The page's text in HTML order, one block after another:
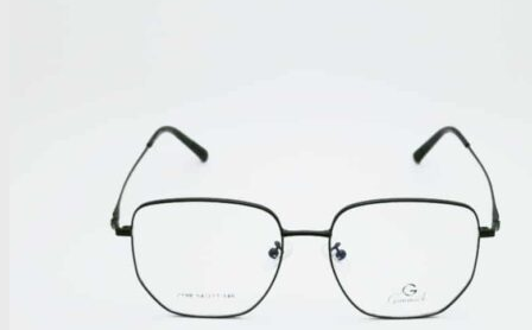
Ray-Ban
BOLON
Monalisa
Casanova
Dior
Oakley
Gucci
Versace